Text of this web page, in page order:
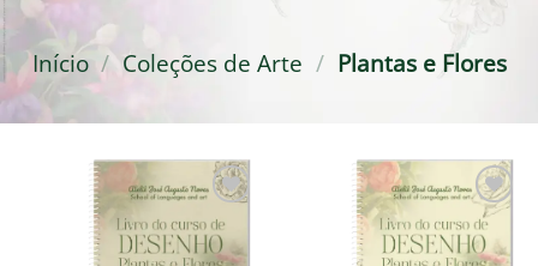
Início / Coleções de Arte / Plantas e Flores
Adicionar
à lista de
desejos
Adicionar
à lista de
desejos